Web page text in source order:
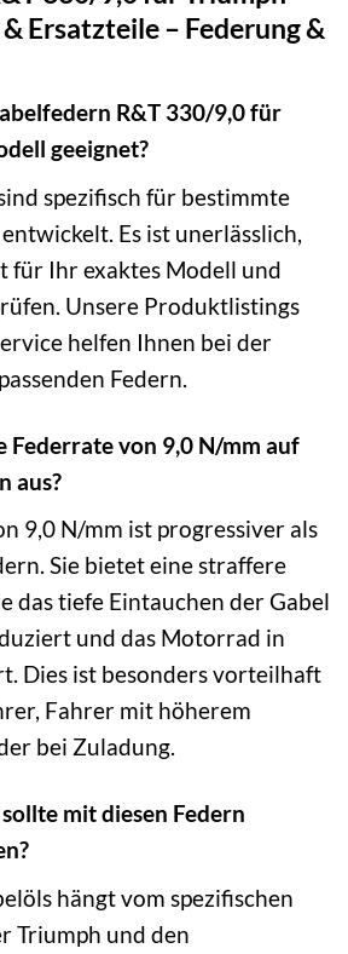
Ersatzteile – Federung &
R&T 330/9,0 für
geeignet?
spezifisch für bestimmte
Es ist unerlässlich,
für Ihr exaktes Modell und
Unsere Produktlistings
helfen Ihnen bei der
Federn.
Federrate von 9,0 N/mm auf
aus?
9,0 N/mm ist progressiver als
Sie bietet eine straffere
das tiefe Eintauchen der Gabel
und das Motorrad in
Dies ist besonders vorteilhaft
Fahrer mit höherem
bei Zuladung.
mit diesen Federn
hängt vom spezifischen
Triumph und den